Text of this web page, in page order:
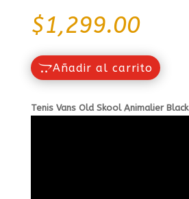
$1,299.00
Añadir al carrito
Tenis Vans Old Skool Animalier Black